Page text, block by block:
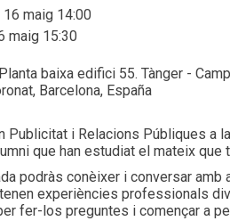
16 maig 14:00
maig 15:30
baixa edifici 55. Tànger -
Barcelona, España
Publicitat i Relacions Públiques a
que han estudiat el mateix que
podràs conèixer i conversar amb
experiències professionals
fer-los preguntes i començar a